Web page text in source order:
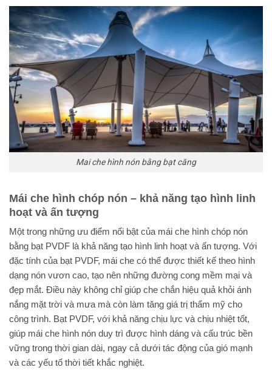
Mai che hình nón bằng bạt căng
Mái che hình chóp nón – khả năng tạo hình linh
hoạt và ấn tượng
Một trong những ưu điểm nổi bật của mái che hình chóp nón
bằng bạt PVDF là khả năng tạo hình linh hoạt và ấn tượng. Với
đặc tính của bạt PVDF, mái che có thể được thiết kế theo hình
dạng nón vươn cao, tạo nên những đường cong mềm mại và
đẹp mắt. Điều này không chỉ giúp che chắn hiệu quả khỏi ánh
nắng mặt trời và mưa mà còn làm tăng giá trị thẩm mỹ cho
công trình. Bạt PVDF, với khả năng chịu lực và chịu nhiệt tốt,
giúp mái che hình nón duy trì được hình dáng và cấu trúc bền
vững trong thời gian dài, ngay cả dưới tác động của gió mạnh
và các yếu tố thời tiết khắc nghiệt.